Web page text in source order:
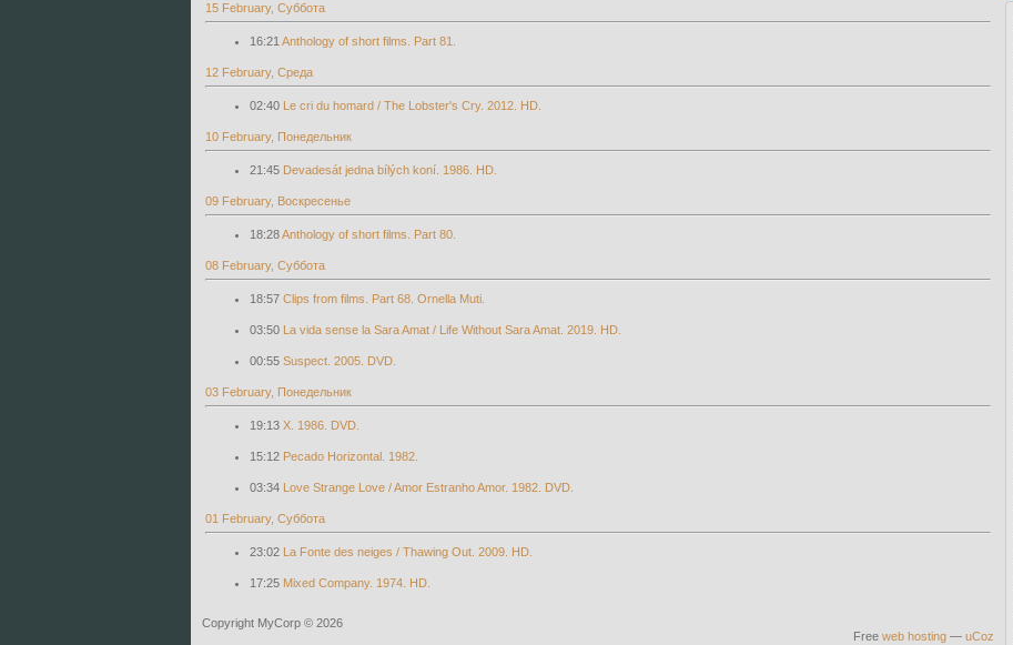
15 February, Суббота
16:21 Anthology of short films. Part 81.
12 February, Среда
02:40 Le cri du homard / The Lobster's Cry. 2012. HD.
10 February, Понедельник
21:45 Devadesát jedna bílých koní. 1986. HD.
09 February, Воскресенье
18:28Anthology of short films. Part 80.
08 February, Суббота
18:57 Clips from films. Part 68. Ornella Muti.
03:50 La vida sense la Sara Amat / Life Without Sara Amat. 2019. HD.
00:55 Suspect. 2005. DVD.
03 February, Понедельник
19:13 X. 1986. DVD.
15:12 Pecado Horizontal. 1982.
03:34 Love Strange Love / Amor Estranho Amor. 1982. DVD.
01 February, Суббота
23:02 La Fonte des neiges / Thawing Out. 2009. HD.
17:25 Mixed Company. 1974. HD.
Copyright MyCorp © 2026
Free web hosting — uCoz